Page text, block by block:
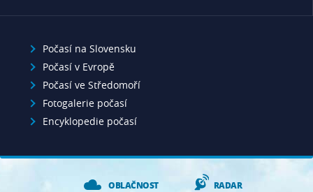
Počasí na Slovensku
Počasí v Evropě
Počasí ve Středomoří
Fotogalerie počasí
Encyklopedie počasí
OBLAČNOST RADAR